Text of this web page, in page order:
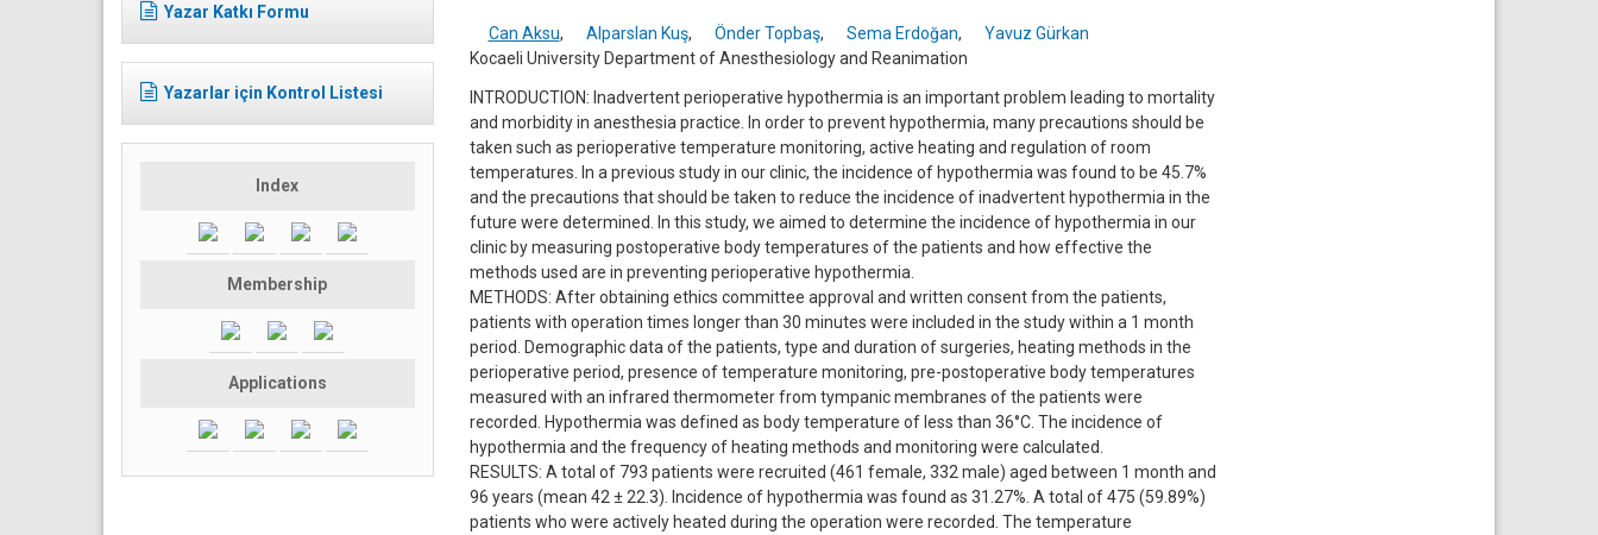
Yazar Katkı Formu
Yazarlar için Kontrol Listesi
Index
Membership
Applications
Can Aksu, Alparslan Kuş, Önder Topbaş, Sema Erdoğan,
Yavuz Gürkan
Kocaeli University Department of Anesthesiology and Reanimation
INTRODUCTION: Inadvertent perioperative hypothermia is an important problem leading to mortality
and morbidity in anesthesia practice. In order to prevent hypothermia, many precautions should be
taken such as perioperative temperature monitoring, active heating and regulation of room
temperatures. In a previous study in our clinic, the incidence of hypothermia was found to be 45.7%
and the precautions that should be taken to reduce the incidence of inadvertent hypothermia in the
future were determined. In this study, we aimed to determine the incidence of hypothermia in our
clinic by measuring postoperative body temperatures of the patients and how effective the
methods used are in preventing perioperative hypothermia.
METHODS: After obtaining ethics committee approval and written consent from the patients,
patients with operation times longer than 30 minutes were included in the study within a 1 month
period. Demographic data of the patients, type and duration of surgeries, heating methods in the
perioperative period, presence of temperature monitoring, pre-postoperative body temperatures
measured with an infrared thermometer from tympanic membranes of the patients were
recorded. Hypothermia was defined as body temperature of less than 36°C. The incidence of
hypothermia and the frequency of heating methods and monitoring were calculated.
RESULTS: A total of 793 patients were recruited (461 female, 332 male) aged between 1 month and
96 years (mean 42 ± 22.3). Incidence of hypothermia was found as 31.27%. A total of 475 (59.89%)
patients who were actively heated during the operation were recorded. The temperature